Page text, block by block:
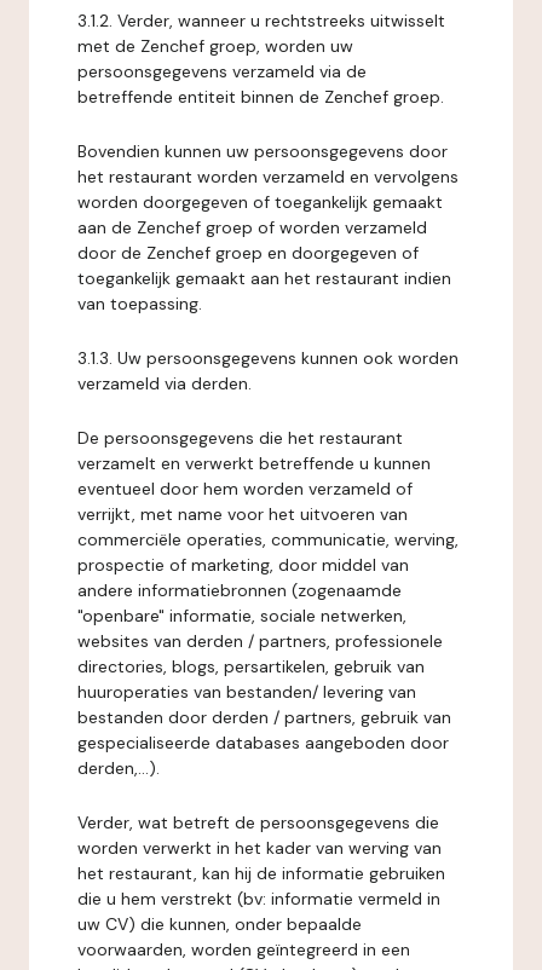
3.1.2. Verder, wanneer u rechtstreeks uitwisselt
met de Zenchef groep, worden uw
persoonsgegevens verzameld via de
betreffende entiteit binnen de Zenchef groep.
Bovendien kunnen uw persoonsgegevens door
het restaurant worden verzameld en vervolgens
worden doorgegeven of toegankelijk gemaakt
aan de Zenchef groep of worden verzameld
door de Zenchef groep en doorgegeven of
toegankelijk gemaakt aan het restaurant indien
van toepassing.
3.1.3. Uw persoonsgegevens kunnen ook worden
verzameld via derden.
De persoonsgegevens die het restaurant
verzamelt en verwerkt betreffende u kunnen
eventueel door hem worden verzameld of
verrijkt, met name voor het uitvoeren van
commerciële operaties, communicatie, werving,
prospectie of marketing, door middel van
andere informatiebronnen (zogenaamde
"openbare" informatie, sociale netwerken,
websites van derden / partners, professionele
directories, blogs, persartikelen, gebruik van
huuroperaties van bestanden/ levering van
bestanden door derden / partners, gebruik van
gespecialiseerde databases aangeboden door
derden,...).
Verder, wat betreft de persoonsgegevens die
worden verwerkt in het kader van werving van
het restaurant, kan hij de informatie gebruiken
die u hem verstrekt (bv: informatie vermeld in
uw CV) die kunnen, onder bepaalde
voorwaarden, worden geïntegreerd in een